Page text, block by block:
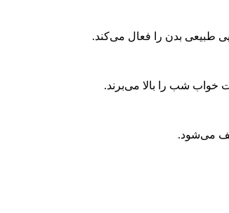
طبیعی بدن را فعال می‌کند.
خواب شب را بالا می‌برند.
می‌شود.